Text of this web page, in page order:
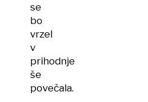
se
bo
vrzel
v
prihodnje
še
povečala.